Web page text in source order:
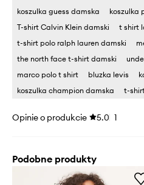
koszulka guess damska
koszulka
T-shirt Calvin Klein damski
t shirt
t-shirt polo ralph lauren damski
the north face t-shirt damski
marco polo t shirt
bluzka levis
koszulka champion damska
t-
Opinie o produkcie 5.0 1
Podobne produkty